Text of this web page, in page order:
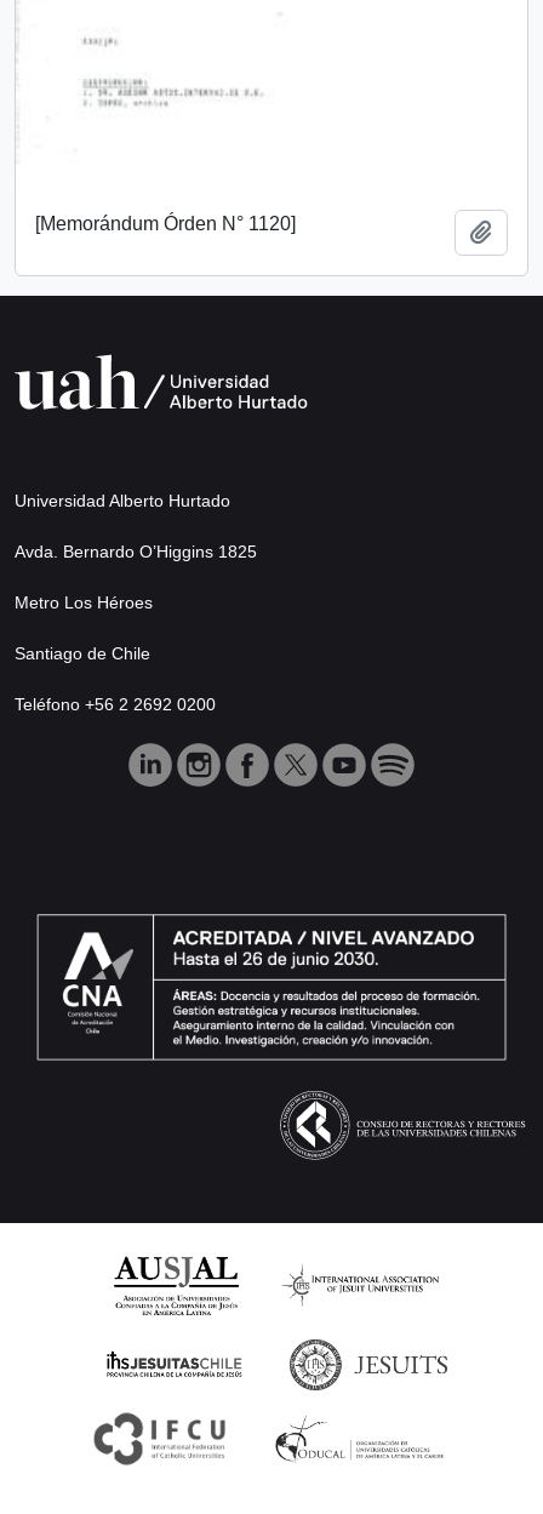
[Memorándum Órden N° 1120]
Universidad Alberto Hurtado
Avda. Bernardo O’Higgins 1825
Metro Los Héroes
Santiago de Chile
Teléfono +56 2 2692 0200